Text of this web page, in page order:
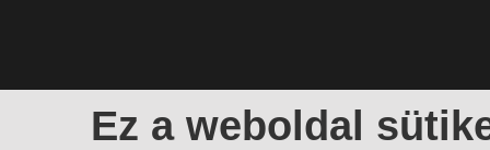
Ez a weboldal